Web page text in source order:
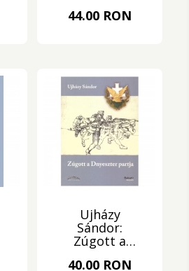
nyíregyházi
44.00 RON
Ujházy
Sándor:
Zúgott a
Dnyeszter
40.00 RON